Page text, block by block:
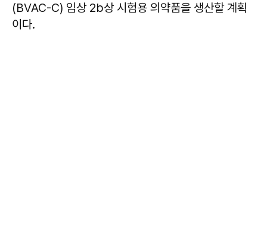
(BVAC-C) 임상 2b상 시험용 의약품을 생산할 계획
이다.